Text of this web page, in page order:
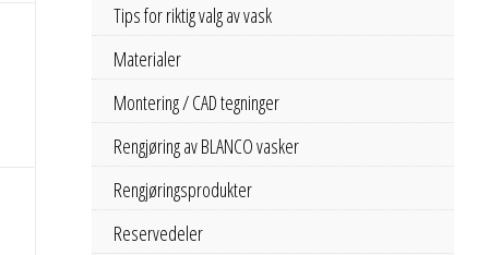
Tips for riktig valg av vask
Materialer
Montering / CAD tegninger
Rengjøring av BLANCO vasker
Rengjøringsprodukter
Reservedeler